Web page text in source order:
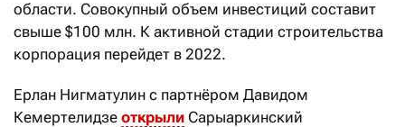
области. Совокупный объем инвестиций составит
свыше $100 млн. К активной стадии строительства
корпорация перейдет в 2022.
Ерлан Нигматулин с партнёром Давидом
Кемертелидзе открыли Сарыаркинский